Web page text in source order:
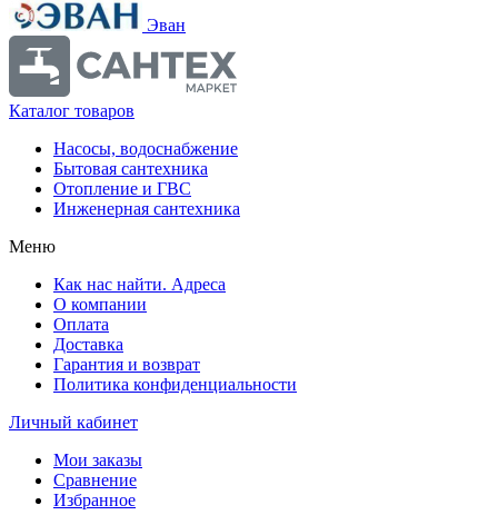
Эван
Каталог товаров
Насосы, водоснабжение
Бытовая сантехника
Отопление и ГВС
Инженерная сантехника
Меню
Как нас найти. Адреса
О компании
Оплата
Доставка
Гарантия и возврат
Политика конфиденциальности
Личный кабинет
Мои заказы
Сравнение
Избранное